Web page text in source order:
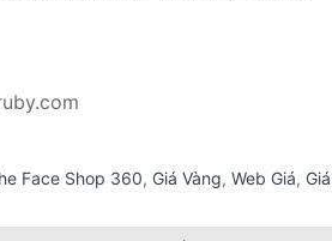
Face Shop 360, Giá Vàng, Web Giá, Giá